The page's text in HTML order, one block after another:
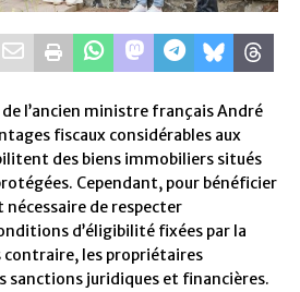
l’ancien ministre français André
fiscaux considérables aux
des biens immobiliers situés
Cependant, pour bénéficier
nécessaire de respecter
d’éligibilité fixées par la
contraire, les propriétaires
sanctions juridiques et financières.